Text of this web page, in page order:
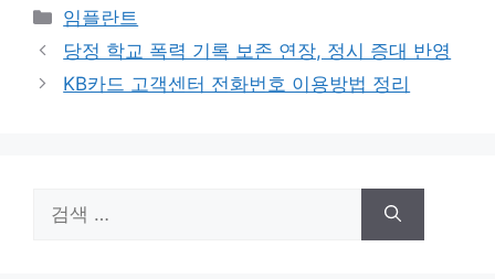
카
테
고
리
임플란트
당정 학교 폭력 기록 보존 연장, 정시 증대 반영
KB카드 고객센터 전화번호 이용방법 정리
색: